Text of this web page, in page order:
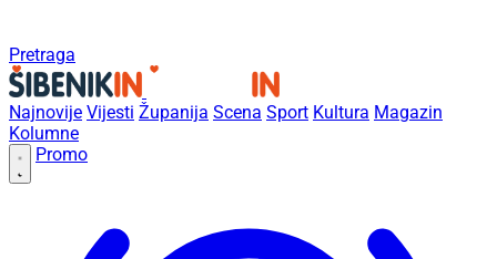
Pretraga
Najnovije Vijesti Županija Scena Sport Kultura Magazin
Kolumne
Promo